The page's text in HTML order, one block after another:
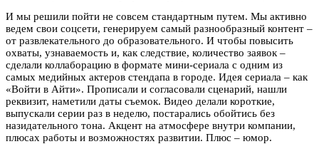
И мы решили пойти не совсем стандартным путем. Мы активно
ведем свои соцсети, генерируем самый разнообразный контент –
от развлекательного до образовательного. И чтобы повысить
охваты, узнаваемость и, как следствие, количество заявок –
сделали коллаборацию в формате мини-сериала с одним из
самых медийных актеров стендапа в городе. Идея сериала – как
«Войти в Айти». Прописали и согласовали сценарий, нашли
реквизит, наметили даты съемок. Видео делали короткие,
выпускали серии раз в неделю, постарались обойтись без
назидательного тона. Акцент на атмосфере внутри компании,
плюсах работы и возможностях развитии. Плюс – юмор.